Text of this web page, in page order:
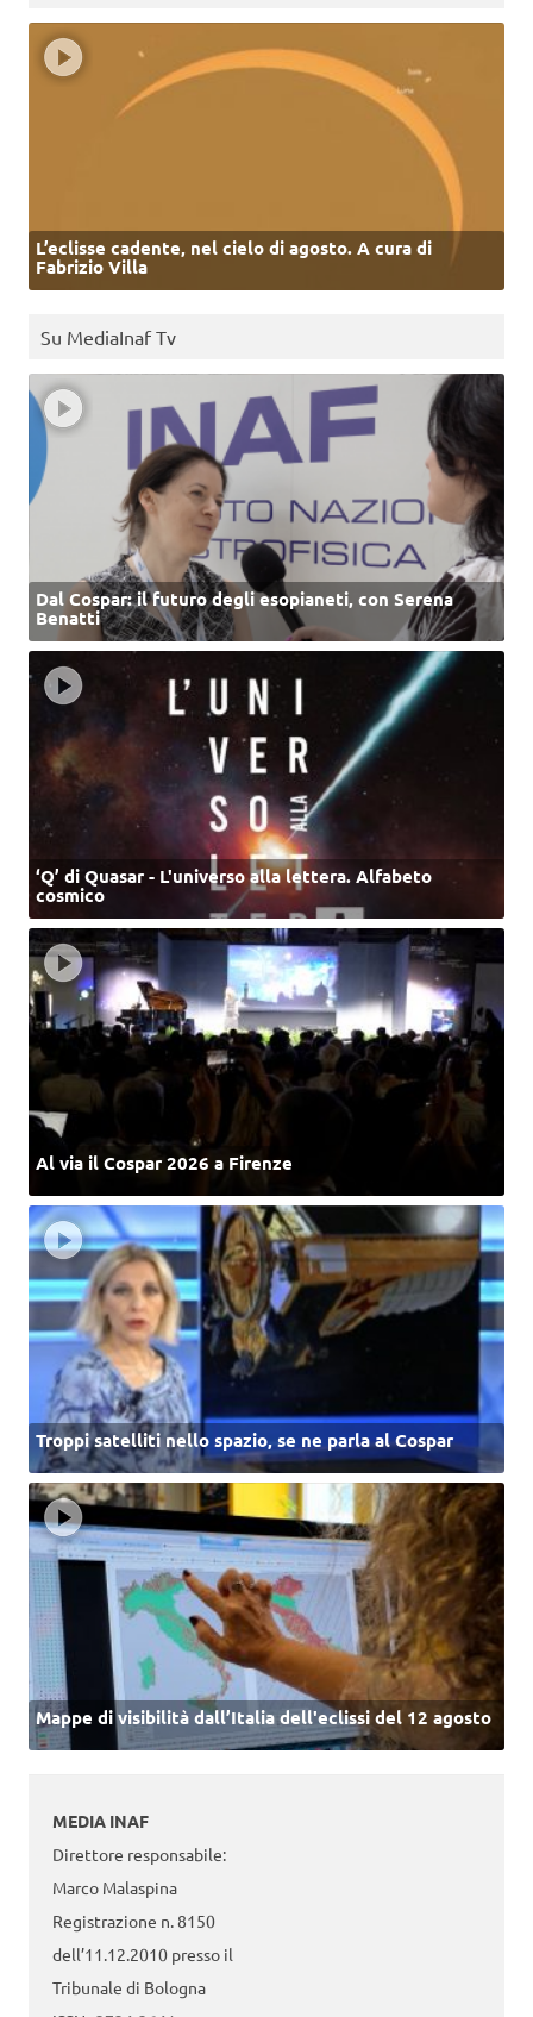
L’eclisse cadente, nel cielo di agosto. A cura di
Fabrizio Villa
Su MediaInaf Tv
Dal Cospar: il futuro degli esopianeti, con Serena
Benatti
‘Q’ di Quasar - L'universo alla lettera. Alfabeto
cosmico
Al via il Cospar 2026 a Firenze
Troppi satelliti nello spazio, se ne parla al Cospar
Mappe di visibilità dall’Italia dell'eclissi del 12 agosto
MEDIA INAF
Direttore responsabile:
Marco Malaspina
Registrazione n. 8150
dell’11.12.2010 presso il
Tribunale di Bologna